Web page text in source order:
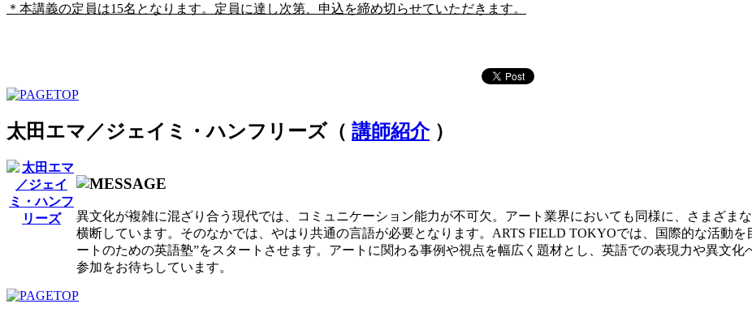
＊本講義の定員は15名となります。定員に達し次第、申込を締め切らせていただきます。
太田エマ／ジェイミ・ハンフリーズ（ 講師紹介）
異文化が複雑に混ざり合う現代では、コミュニケーション能力が不可欠。アート業界においても同様に、さまざま
横断しています。そのなかでは、やはり共通の言語が必要となります。ARTS FIELD TOKYOでは、国際的な活動
ートのための英語塾”をスタートさせます。アートに関わる事例や視点を幅広く題材とし、英語での表現力や異文
参加をお待ちしています。